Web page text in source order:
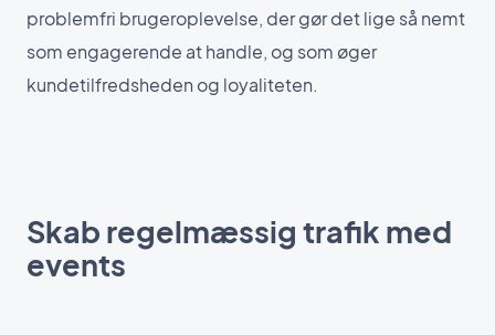
problemfri brugeroplevelse, der gør det lige så nemt
som engagerende at handle, og som øger
kundetilfredsheden og loyaliteten.
Skab regelmæssig trafik med
events